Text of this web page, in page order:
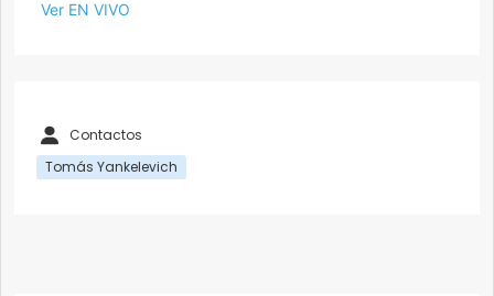
Ver EN VIVO
Contactos
Tomás Yankelevich